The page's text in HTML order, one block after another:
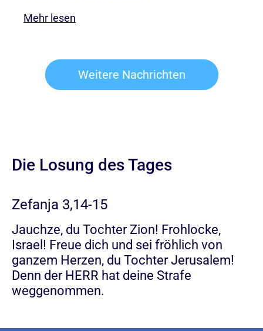
Mehr lesen
Weitere Nachrichten
Die Losung des Tages
Jauchze, du Tochter Zion! Frohlocke,
Israel! Freue dich und sei fröhlich von
ganzem Herzen, du Tochter Jerusalem!
Denn der HERR hat deine Strafe
weggenommen.
Zefanja 3,14-15